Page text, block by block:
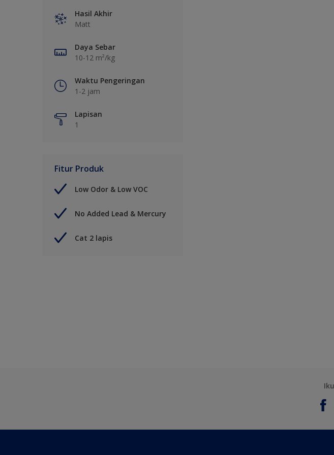
Hasil Akhir
Matt
Daya Sebar
10-12 m²/kg
Waktu Pengeringan
1-2 jam
Lapisan
1
Fitur Produk
Low Odor & Low VOC
No Added Lead & Mercury
Cat 2 lapis